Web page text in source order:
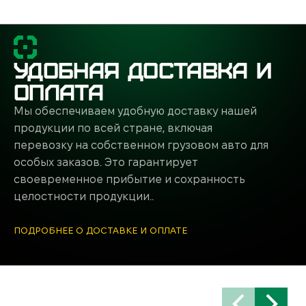
— это база для работы с отдачей,
между целями.
айсберга. Разбивка по сплитам укажет
при перезарядке.
план: уменьшаете пар-тайм,
на утомлении.
что выбрать?
УДОБНАЯ ДОСТАВКА И
ОПЛАТА
Мы обеспечиваем удобную доставку нашей
продукции по всей стране, включая
перевозку на собственном грузовом авто для
особых заказов. Это гарантирует
своевременное прибытие и сохранность
целостности продукции..
ПОДРОБНЕЕ О ДОСТАВКЕ И ОПЛАТЕ